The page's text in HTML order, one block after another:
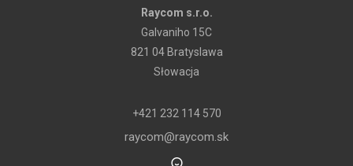
Raycom s.r.o.
Galvaniho 15C
821 04 Bratyslawa
Słowacja
+421 232 114 570
raycom@raycom.sk